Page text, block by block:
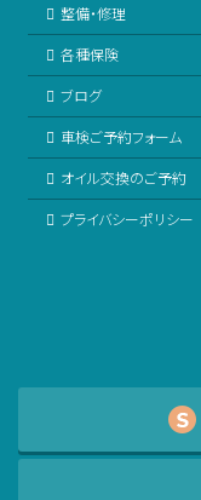
整備・修理
各種保険
ブログ
車検ご予約フォーム
オイル交換のご予約
プライバシーポリシー